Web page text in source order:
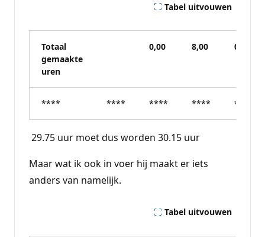
Tabel uitvouwen
Totaal
gemaakte
uren
0,00 8,00 0,00
**** **** **** **** ****
29.75 uur moet dus worden 30.15 uur
Maar wat ik ook in voer hij maakt er iets
anders van namelijk.
Tabel uitvouwen